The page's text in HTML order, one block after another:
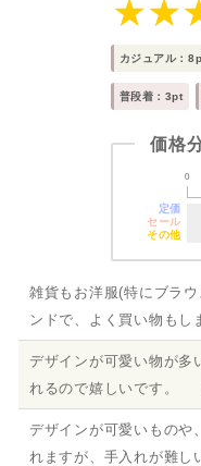
カジュアル：
普段着：3pt
価格
0
定価
セール
その他
雑貨もお洋服(特にブラ
ンドで、よく買い物も
デザインが可愛い物が多
れるので嬉しいです。
デザインが可愛いものや
れますが、手入れが難